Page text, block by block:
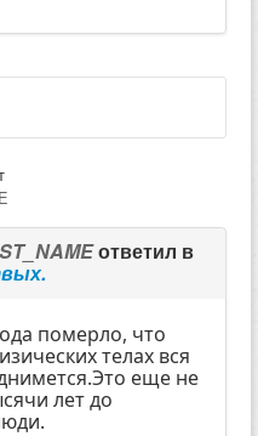
ответил в
померло, что
телах вся
еще не
лет до